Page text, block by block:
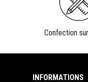
Confection
INFORMATIONS